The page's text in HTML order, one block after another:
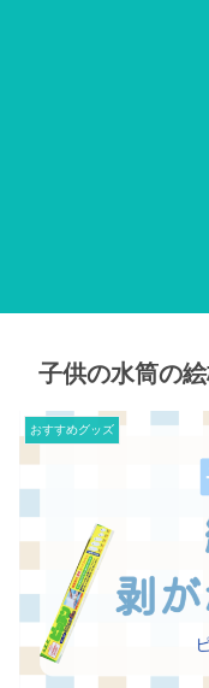
子供の水筒の
おすすめグッズ